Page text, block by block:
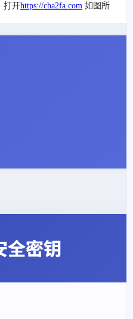
打开https://cha2fa.com 如图所